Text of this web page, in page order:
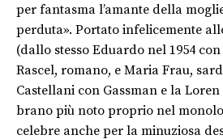
per fantasma l’amante della
perduta». Portato infelicemente
(dallo stesso Eduardo nel 1954
Rascel, romano, e Maria Frau,
Castellani con Gassman e la
brano più noto proprio nel
celebre anche per la minuziosa